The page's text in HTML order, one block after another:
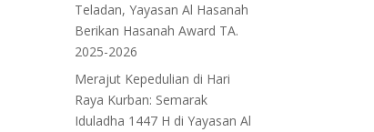
Teladan, Yayasan Al Hasanah
Berikan Hasanah Award TA.
2025-2026
Merajut Kepedulian di Hari
Raya Kurban: Semarak
Iduladha 1447 H di Yayasan Al